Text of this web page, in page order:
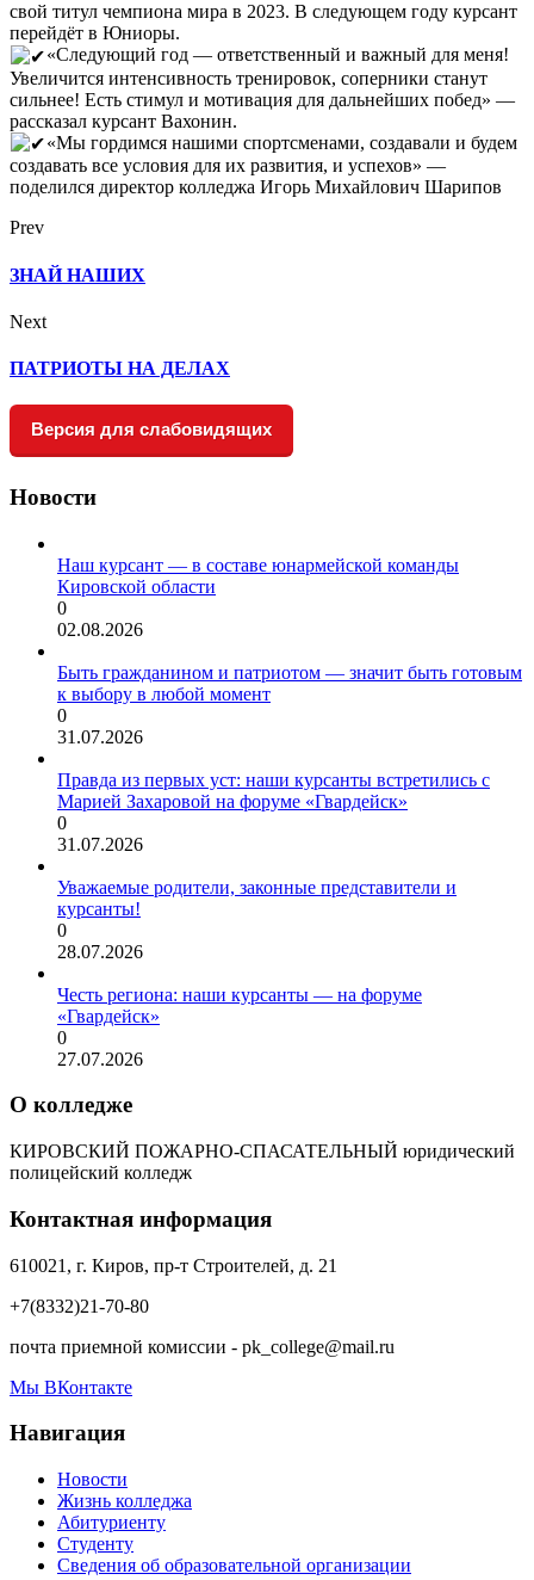
свой титул чемпиона мира в 2023. В следующем году курсант
перейдёт в Юниоры.
«Следующий год — ответственный и важный для меня!
Увеличится интенсивность тренировок, соперники станут
сильнее! Есть стимул и мотивация для дальнейших побед» —
рассказал курсант Вахонин.
«Мы гордимся нашими спортсменами, создавали и будем
создавать все условия для их развития, и успехов» —
поделился директор колледжа Игорь Михайлович Шарипов
Prev
ЗНАЙ НАШИХ
Next
ПАТРИОТЫ НА ДЕЛАХ
Версия для слабовидящих
Новости
Наш курсант — в составе юнармейской команды
Кировской области
0
02.08.2026
Быть гражданином и патриотом — значит быть готовым
к выбору в любой момент
0
31.07.2026
Правда из первых уст: наши курсанты встретились с
Марией Захаровой на форуме «Гвардейск»
0
31.07.2026
Уважаемые родители, законные представители и
курсанты!
0
28.07.2026
Честь региона: наши курсанты — на форуме
«Гвардейск»
0
27.07.2026
О колледже
КИРОВСКИЙ ПОЖАРНО-СПАСАТЕЛЬНЫЙ юридический
полицейский колледж
Контактная информация
610021, г. Киров, пр-т Строителей, д. 21
+7(8332)21-70-80
почта приемной комиссии - pk_college@mail.ru
Мы ВКонтакте
Навигация
Новости
Жизнь колледжа
Абитуриенту
Студенту
Сведения об образовательной организации